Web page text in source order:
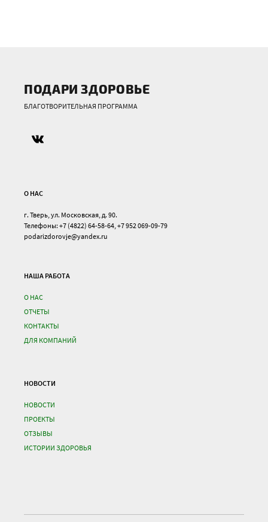
ПОДАРИ ЗДОРОВЬЕ
БЛАГОТВОРИТЕЛЬНАЯ ПРОГРАММА
О НАС
г. Тверь, ул. Московская, д. 90.
Телефоны: +7 (4822) 64-58-64, +7 952 069-09-79
podarizdorovje@yandex.ru
НАША РАБОТА
О НАС
ОТЧЕТЫ
КОНТАКТЫ
ДЛЯ КОМПАНИЙ
НОВОСТИ
НОВОСТИ
ПРОЕКТЫ
ОТЗЫВЫ
ИСТОРИИ ЗДОРОВЬЯ